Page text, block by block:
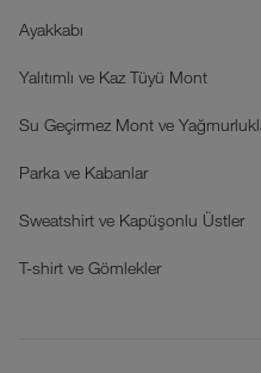
Ayakkabı
Yalıtımlı ve Kaz Tüyü Mont
Su Geçirmez Mont ve
Parka ve Kabanlar
Sweatshirt ve Kapüşonlu Üstler
T-shirt ve Gömlekler